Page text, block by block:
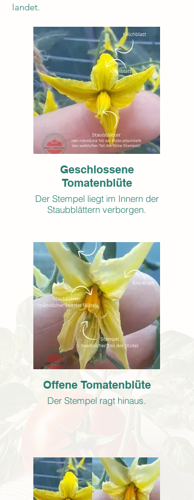
landet.
Geschlossene
Tomatenblüte
Der Stempel liegt im Innern der
Staubblättern verborgen.
Offene Tomatenblüte
Der Stempel ragt hinaus.